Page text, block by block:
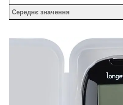
Середнє значення